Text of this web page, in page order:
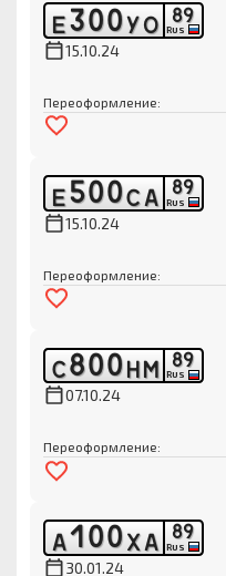
Е300УО 89
RUS
15.10.24
Переоформление:
Е500СА 89
RUS
15.10.24
Переоформление:
С800НМ 89
RUS
07.10.24
Переоформление:
А100ХА 89
RUS
30.01.24